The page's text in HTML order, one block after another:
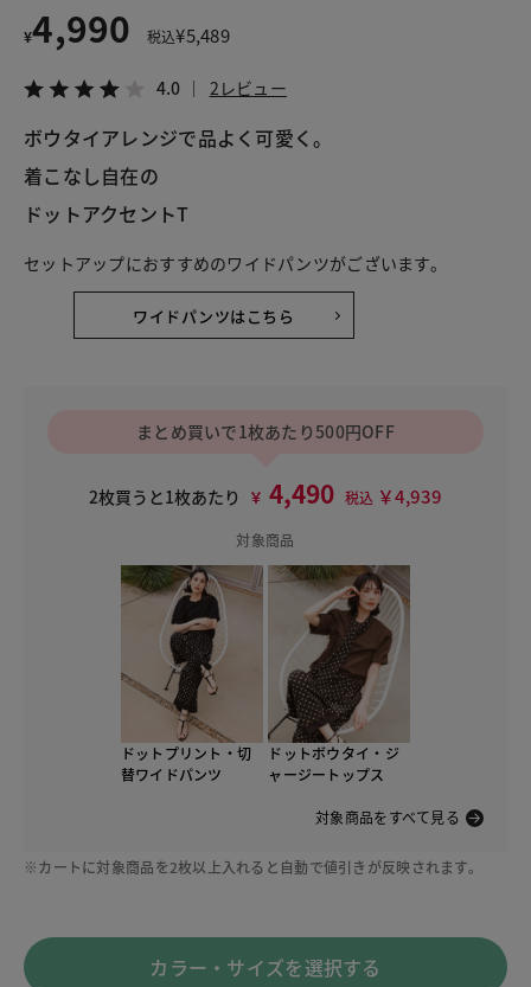
¥4,990 税込¥5,489
4.0 2レビュー
ボウタイアレンジで品よく可愛く。
着こなし自在の
ドットアクセントT
セットアップにおすすめのワイドパンツがございます。
ワイドパンツはこちら
まとめ買いで1枚あたり500円OFF
2枚買うと1枚あたり ￥ 4,490 税込 ￥4,939
対象商品
ドットプリント・切
替ワイドパンツ
ドットボウタイ・ジ
ャージートップス
対象商品をすべて見る
※カートに対象商品を2枚以上入れると自動で値引きが反映されます。
カラー・サイズを選択する
ドットボウタイ・ジャージートップス
¥4,990
税込¥5,489